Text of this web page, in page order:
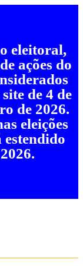
eleitoral,
ações do
de 4 de
de 2026.
eleições